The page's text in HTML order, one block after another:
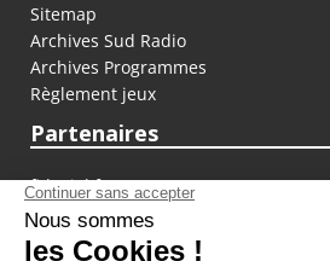
Sitemap
Archives Sud Radio
Archives Programmes
Règlement jeux
Partenaires
fiducial.fr
lyoncapitale.fr
olympique-et-lyonnais.com